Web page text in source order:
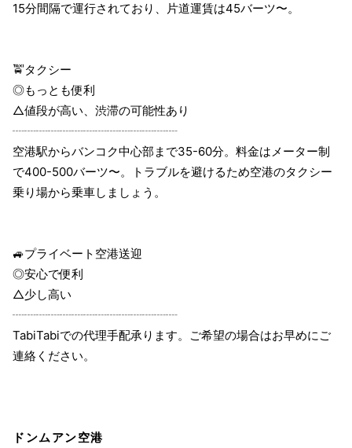
15分間隔で運行されており、片道運賃は45バーツ〜。
🚖タクシー
◎もっとも便利
△値段が高い、渋滞の可能性あり
┈┈┈┈┈┈┈┈┈┈┈┈┈┈
空港駅からバンコク中心部まで35-60分。料金はメーター制
で400-500バーツ〜。トラブルを避けるため空港のタクシー
乗り場から乗車しましょう。
🚙プライベート空港送迎
◎安心で便利
△少し高い
┈┈┈┈┈┈┈┈┈┈┈┈┈┈
TabiTabiでの代理手配承ります。ご希望の場合はお早めにご
連絡ください。
ドンムアン空港